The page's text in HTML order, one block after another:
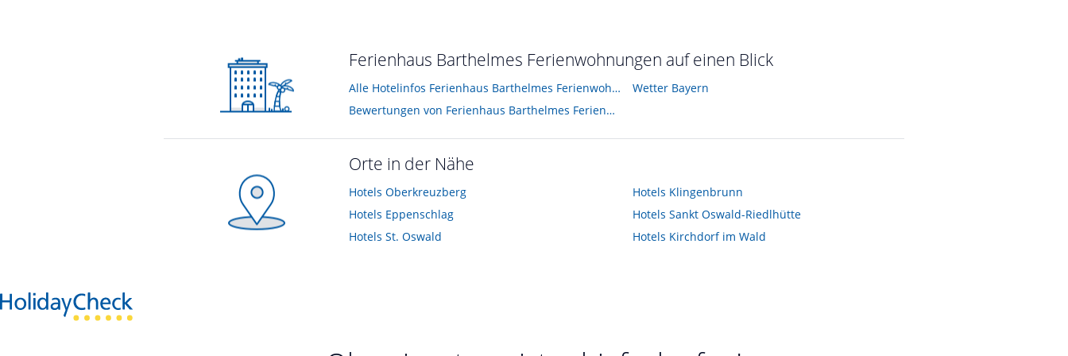
Ferienhaus Barthelmes Ferienwohnungen auf einen Blick
Alle Hotelinfos Ferienhaus Barthelmes Ferienwohnungen
Bewertungen von Ferienhaus Barthelmes Ferienwohnungen
Wetter Bayern
Orte in der Nähe
Hotels Oberkreuzberg
Hotels Eppenschlag
Hotels St. Oswald
Hotels Klingenbrunn
Hotels Sankt Oswald-Riedlhütte
Hotels Kirchdorf im Wald